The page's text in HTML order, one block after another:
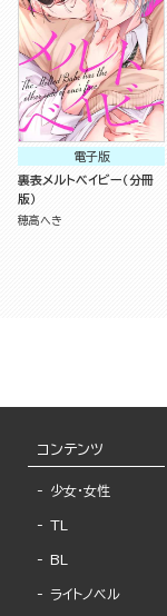
電子版
裏表メルトベイビー（分冊
版）
穂高へき
コンテンツ
少女・女性
TL
BL
ライトノベル